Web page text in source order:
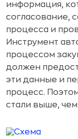
информация,
согласование,
процесса и
Инструмент
процессом
должен
эти данные и
процесс.
стали выше,